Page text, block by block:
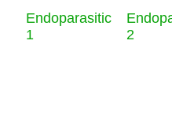
Endoparasitic
1
2